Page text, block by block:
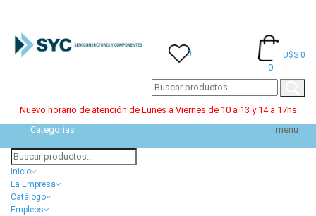
0
0
U$S 0
Nuevo horario de atención de Lunes a Viernes de 10 a 13 y 14 a 17hs
Categorías
menu
Inicio
La Empresa
Catálogo
Empleos